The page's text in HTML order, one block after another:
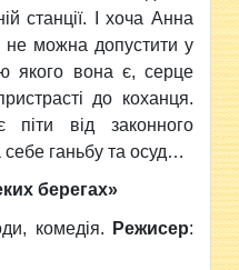
станції. І хоча Анна
не можна допустити у
якого вона є, серце
до коханця.
від законного
себе ганьбу та осуд…
берегах»
комедія. Режисер: